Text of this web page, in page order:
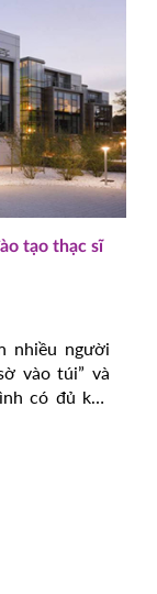
tạo thạc sĩ
nhiều người
vào túi” và
có đủ khả
sĩ với mức